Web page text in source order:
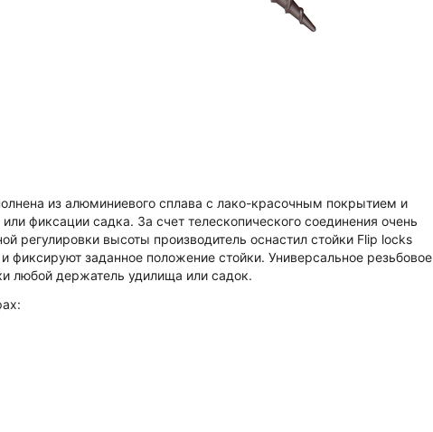
из алюминиевого сплава с лако-красочным покрытием и
фиксации садка. За счет телескопического соединения очень
регулировки высоты производитель оснастил стойки Flip locks
заданное положение стойки. Универсальное резьбовое
любой держатель удилища или садок.